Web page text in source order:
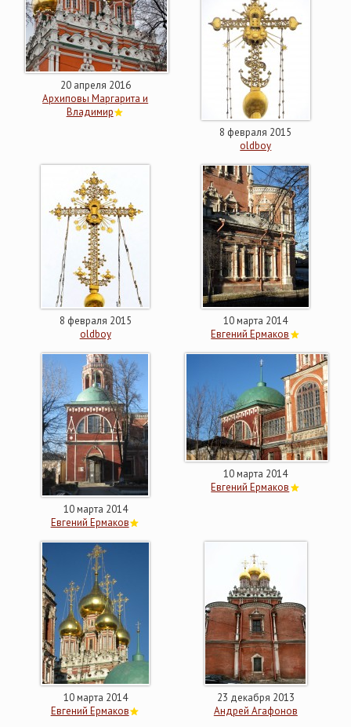
20 апреля 2016
Архиповы Маргарита и
Владимир
8 февраля 2015
oldboy
8 февраля 2015
oldboy
10 марта 2014
Евгений Ермаков
10 марта 2014
Евгений Ермаков
10 марта 2014
Евгений Ермаков
10 марта 2014
Евгений Ермаков
23 декабря 2013
Андрей Агафонов